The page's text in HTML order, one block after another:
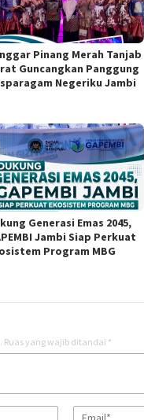
Pinang Merah Tanjab
Guncangkan Panggung
Negeriku Jambi
Generasi Emas 2045,
Jambi Siap Perkuat
Program MBG
Ruas yang wajib ditandai *